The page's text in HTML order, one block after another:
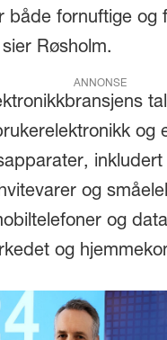
både fornuftige og
Røsholm.
ANNONSE
og
og
og
og